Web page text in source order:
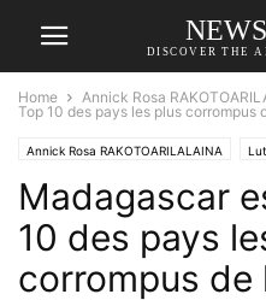
DISCOVER THE
Home Annick Rosa
Top 10 des pays les plus corrompus
Annick Rosa RAKOTOARILALAINA
NEXTHOPE
Madagascar
10 des pays
corrompus de